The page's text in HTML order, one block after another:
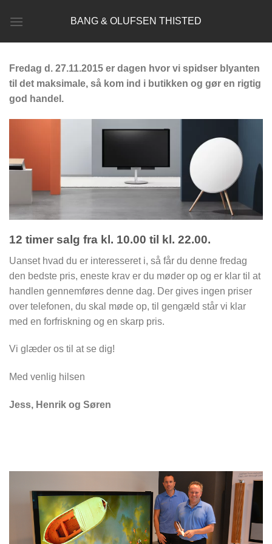
BANG & OLUFSEN THISTED
Fredag d. 27.11.2015 er dagen hvor vi spidser blyanten
til det maksimale, så kom ind i butikken og gør en rigtig
god handel.
12 timer salg fra kl. 10.00 til kl. 22.00.
Uanset hvad du er interesseret i, så får du denne fredag
den bedste pris, eneste krav er du møder op og er klar til at
handlen gennemføres denne dag. Der gives ingen priser
over telefonen, du skal møde op, til gengæld står vi klar
med en forfriskning og en skarp pris.
Vi glæder os til at se dig!
Med venlig hilsen
Jess, Henrik og Søren